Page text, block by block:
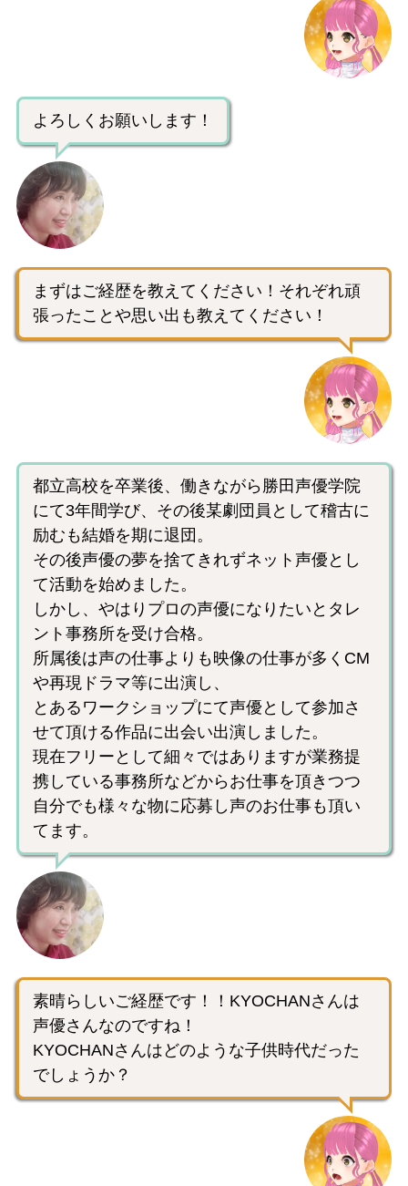
よろしくお願いします！
まずはご経歴を教えてください！それぞれ頑
張ったことや思い出も教えてください！
都立高校を卒業後、働きながら勝田声優学院
にて3年間学び、その後某劇団員として稽古に
励むも結婚を期に退団。
その後声優の夢を捨てきれずネット声優とし
て活動を始めました。
しかし、やはりプロの声優になりたいとタレ
ント事務所を受け合格。
所属後は声の仕事よりも映像の仕事が多くCM
や再現ドラマ等に出演し、
とあるワークショップにて声優として参加さ
せて頂ける作品に出会い出演しました。
現在フリーとして細々ではありますが業務提
携している事務所などからお仕事を頂きつつ
自分でも様々な物に応募し声のお仕事も頂い
てます。
素晴らしいご経歴です！！KYOCHANさんは
声優さんなのですね！
KYOCHANさんはどのような子供時代だった
でしょうか？